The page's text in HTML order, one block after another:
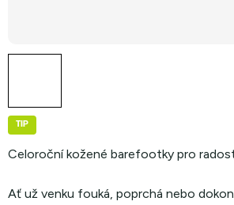
TIP
Celoroční kožené barefootky pro
Ať už venku fouká, poprchá nebo